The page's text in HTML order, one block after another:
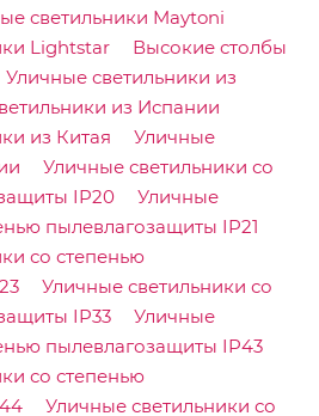
светильники Maytoni
Lightstar
Высокие столбы
Уличные светильники из
из Испании
из Китая
Уличные
Уличные светильники со
IP20
Уличные
пылевлагозащиты IP21
со степенью
Уличные светильники со
IP33
Уличные
пылевлагозащиты IP43
со степенью
Уличные светильники со